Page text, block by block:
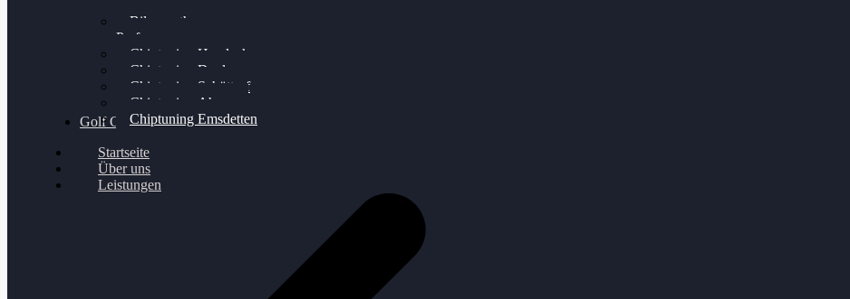
Bilgenroth
Performance
Chiptuning Herzlacke
Chiptuning Duelmen
Chiptuning Schüttorf
Chiptuning Ahaus
Chiptuning Emsdetten
Golf Gewinnspiel
Startseite
Über uns
Leistungen